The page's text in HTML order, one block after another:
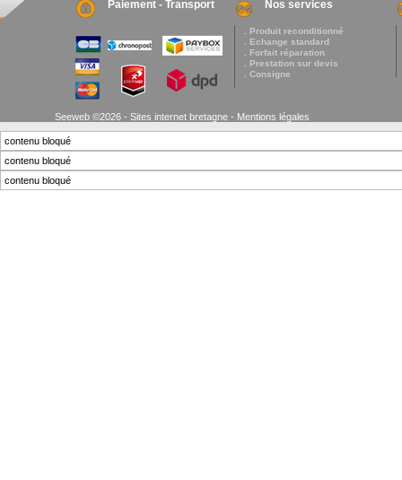
Paiement - Transport Nos services
. Produit reconditionné
. Echange standard
. Forfait réparation
. Prestation sur devis
. Consigne
Seeweb ©2026 - Sites internet bretagne - Mentions légales
contenu bloqué
contenu bloqué
contenu bloqué